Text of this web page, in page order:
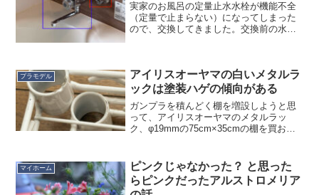
実家のお風呂の定量止水水栓が機能不全
（定量で止まらない）になってしまった
ので、交換してきました。交換前の水栓
プラモデル
アイリスオーヤマの白いメタルラ
ックは塗装ハゲの傾向がある
ガンプラを積んどく棚を増設しようと思
って、アイリスオーヤマのメタルラッ
ク、φ19mmの75cm×35cmの棚を買おう
た。白塗装 CMM-7535TN…約1,500円メ
タリ...
マイホーム
ピンクじゃなかった？ と思った
らピンクだったアルストロメリア